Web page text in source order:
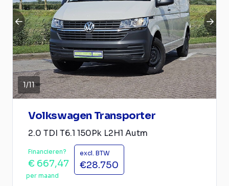
1/11
Volkswagen Transporter
2.0 TDI T6.1 150Pk L2H1 Autm
Financieren?
€ 667,47
per maand
excl. BTW
€28.750